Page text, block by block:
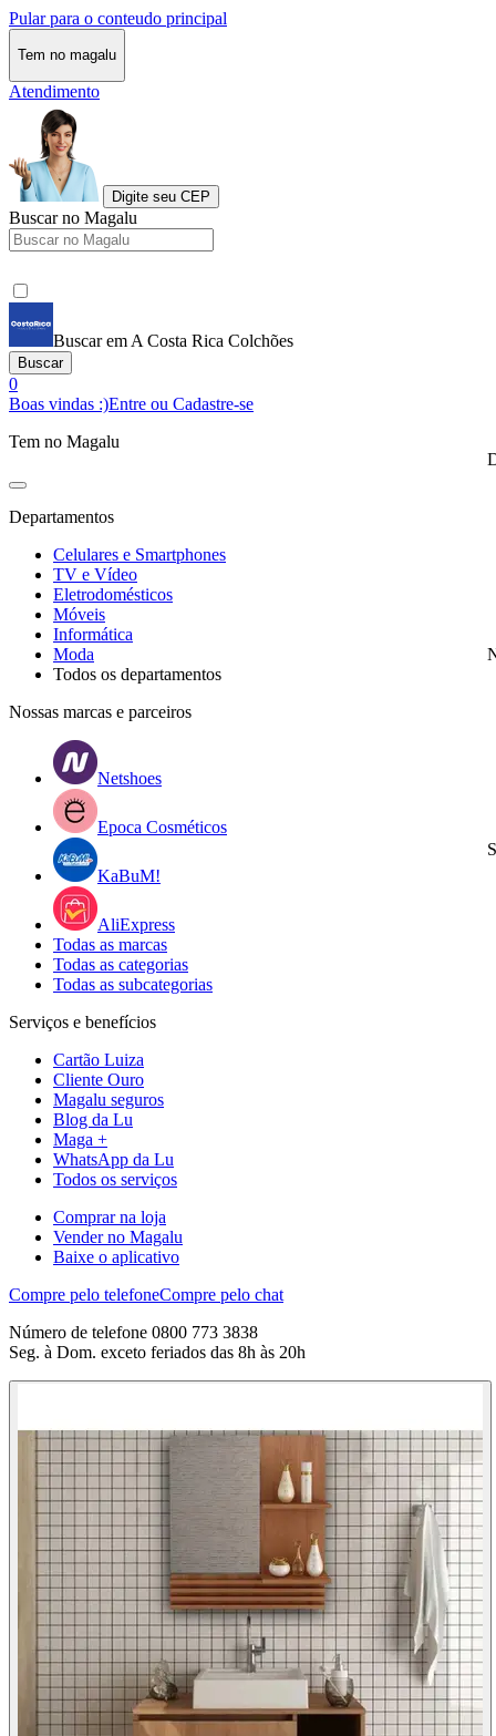
Pular para o conteudo principal
Tem no magalu
Atendimento
Digite seu CEP
Buscar no Magalu
Buscar em A Costa Rica Colchões
Buscar
0
Boas vindas :)Entre ou Cadastre-se
Tem no Magalu
Departamentos
Celulares e Smartphones
TV e Vídeo
Eletrodomésticos
Móveis
Informática
Moda
Todos os departamentos
Nossas marcas e parceiros
Netshoes
Epoca Cosméticos
KaBuM!
AliExpress
Todas as marcas
Todas as categorias
Todas as subcategorias
Serviços e benefícios
Cartão Luiza
Cliente Ouro
Magalu seguros
Blog da Lu
Maga +
WhatsApp da Lu
Todos os serviços
Comprar na loja
Vender no Magalu
Baixe o aplicativo
Compre pelo telefoneCompre pelo chat
Número de telefone 0800 773 3838
Seg. à Dom. exceto feriados das 8h às 20h